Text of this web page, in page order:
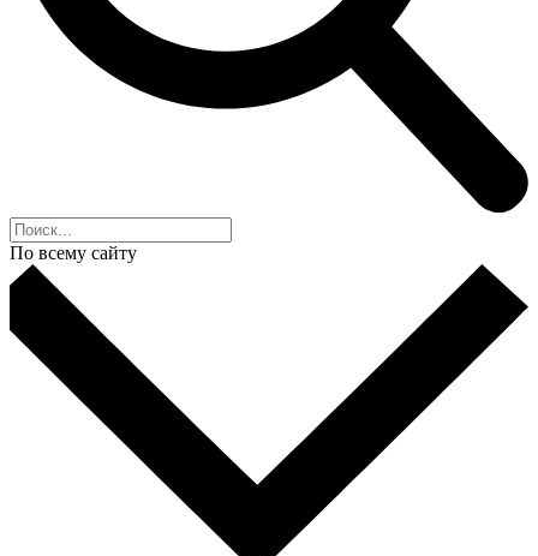
По всему сайту